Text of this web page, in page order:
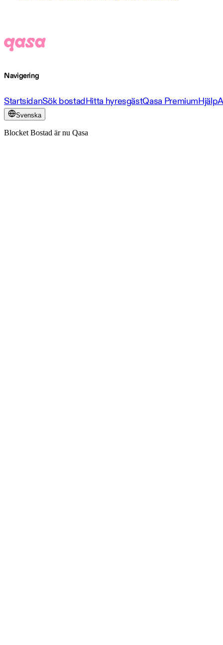
Navigering
StartsidanSök bostadHitta hyresgästQasa PremiumHjälp
Svenska
Blocket Bostad är nu Qasa